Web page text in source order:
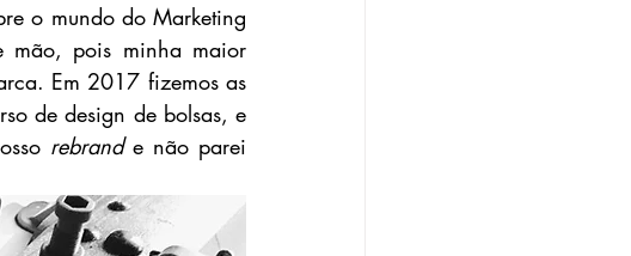
o mundo do Marketing
mão, pois minha maior
Em 2017 fizemos as
de design de bolsas, e
rebrand e não parei